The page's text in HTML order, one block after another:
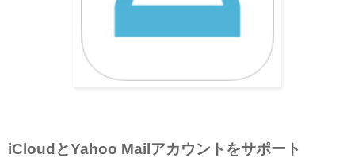
iCloudとYahoo Mailアカウントをサポート